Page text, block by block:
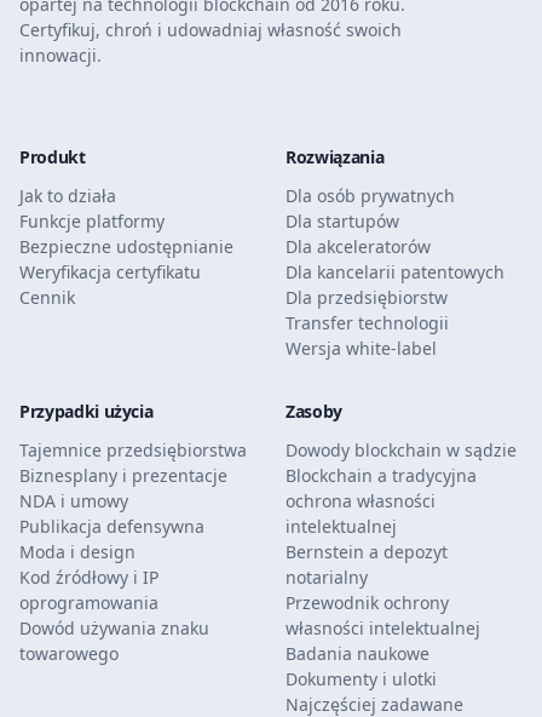
Certyfikuj, chroń i udowadniaj własność swoich
innowacji.
Produkt
Jak to działa
Funkcje platformy
Bezpieczne udostępnianie
Weryfikacja certyfikatu
Cennik
Rozwiązania
Dla osób prywatnych
Dla startupów
Dla akceleratorów
Dla kancelarii patentowych
Dla przedsiębiorstw
Transfer technologii
Wersja white-label
Przypadki użycia
Tajemnice przedsiębiorstwa
Biznesplany i prezentacje
NDA i umowy
Publikacja defensywna
Moda i design
Kod źródłowy i IP
oprogramowania
Dowód używania znaku
towarowego
Zasoby
Dowody blockchain w sądzie
Blockchain a tradycyjna
ochrona własności
intelektualnej
Bernstein a depozyt
notarialny
Przewodnik ochrony
własności intelektualnej
Badania naukowe
Dokumenty i ulotki
Najczęściej zadawane